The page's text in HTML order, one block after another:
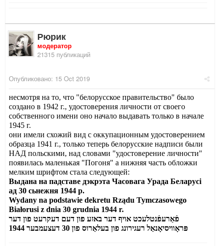
Рюрик
модератор
21315 публикаций
Опубликовано: 15 Oct 2019
несмотря на то, что "белорусское правительство" было
создано в 1942 г., удостоверения личности от своего
собственного имени оно начало выдавать только в начале
1945 г.
они имели схожий вид с оккупационным удостоверением
образца 1941 г., только теперь белорусские надписи были
НАД польскими, над словами "удостоверение личности"
появилась маленькая "Погоня" а нижняя часть обложки
мелким шрифтом стала следующей:
Выдана на падставе дэкрэта Часовага Урада Беларусi
ад 30 сьнежня 1944 р.
Wydany na podstawie dekretu Rządu Tymczasowego
Białorusi z dnia 30 grudnia 1944 r.
פֿאַרעפֿנטלעכט אויף דער באזע פון דעם דעקרעט פון דער
פּראָוויסיאָנאַל רעגירונג פון בעלאַרוס פון 30 דעצעמבער
1944